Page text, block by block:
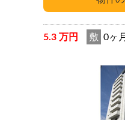
5.3 万円 敷 0ヶ月